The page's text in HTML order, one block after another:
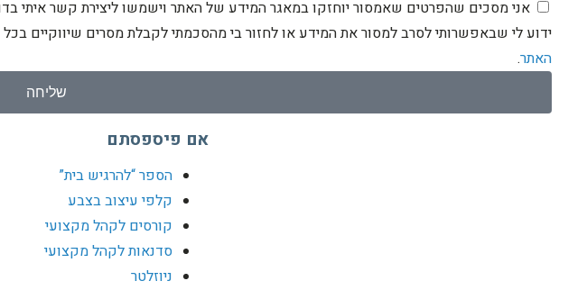
אני מסכים שהפרטים שאמסור יוחזקו במאגר המידע של האתר וישמשו ליצירת קשר איתי
ידוע לי שבאפשרותי לסרב למסור את המידע או לחזור בי מהסכמתי לקבלת מסרים שיווקיים
האתר.
שליחה
אם פיספסתם
הספר “להרגיש בית”
קלפי עיצוב בצבע
קורסים לקהל מקצועי
סדנאות לקהל מקצועי
ניוזלטר